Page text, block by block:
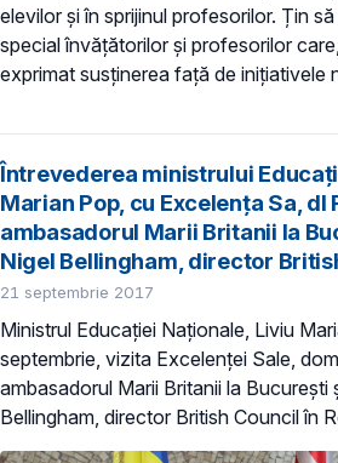
elevilor și în sprijinul profesorilor. Țin
special învățătorilor și profesorilor
exprimat susținerea față de inițiativele
Întrevederea ministrului
Marian Pop, cu Excelența Sa, dl
ambasadorul Marii Britanii la
Nigel Bellingham, director
21 septembrie 2017
Ministrul Educației Naționale, Liviu
septembrie, vizita Excelenței Sale,
ambasadorul Marii Britanii la București
Bellingham, director British Council în